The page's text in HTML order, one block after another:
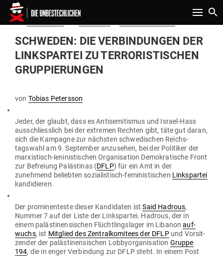
Toggle
Am
SCHWEDEN: DIE VER­BIN­DUNGEN DER
LINKS­PARTEI ZU TER­RO­RIS­TI­SCHEN
GRUPPIERUNGEN
von Tobias Petersson
Jeder, der glaubt, dass es Anti­se­mi­tismus und Israel-Hass
aus­schliesslich bei der extremen Rechten gibt, täte gut daran,
sich die Kam­pagne zur nächsten schwe­di­schen Reichs­
tagswahl am 9. Sep­tember anzu­sehen, bei der Poli­tiker der
mar­xis­tisch-leni­nis­ti­schen Orga­ni­sation Demo­kra­tische Front
zur Befreiung Paläs­tinas (DFLP) für ein Amt in der
zunehmend beliebten sozia­lis­tisch-femi­nis­ti­schen Links­partei
kandidieren.
Der pro­mi­nen­teste dieser Kan­di­daten istSaid Hadrous,
Nummer 7 auf der Liste der Links­partei. Hadrous, der in
einem paläs­ti­nen­si­schen Flücht­lings­lager im Libanonauf­
wuchs, ist Mit­glied des Zen­tral­ko­mitees der DFLPund Vor­sit­
zender der paläs­ti­nen­si­schen Lob­by­or­ga­ni­sation Gruppe
194, die in enger Ver­bindung zur DFLP steht. In einem Post